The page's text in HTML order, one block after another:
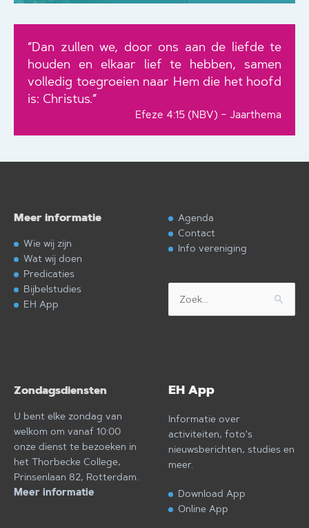
“Dan zullen we, door ons aan de liefde te
houden en elkaar lief te hebben, samen
volledig toegroeien naar Hem die het hoofd
is: Christus.”
Efeze 4:15 (NBV) – Jaarthema
Meer informatie
Wie wij zijn
Wat wij doen
Predicaties
Bijbelstudies
EH App
Agenda
Contact
Info vereniging
naar:
Zondagsdiensten
U bent elke zondag van
welkom om vanaf 10:00
onze dienst te bezoeken in
het Thorbecke College,
Prinsenlaan 82, Rotterdam.
Meer informatie
EH App
Informatie over
activiteiten, foto's
nieuwsberichten, studies en
meer.
Download App
Online App